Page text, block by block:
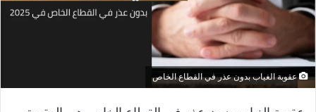
عقوبة الغياب بدون عذر في القطاع الخاص